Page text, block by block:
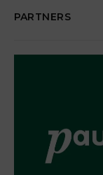
PARTNERS